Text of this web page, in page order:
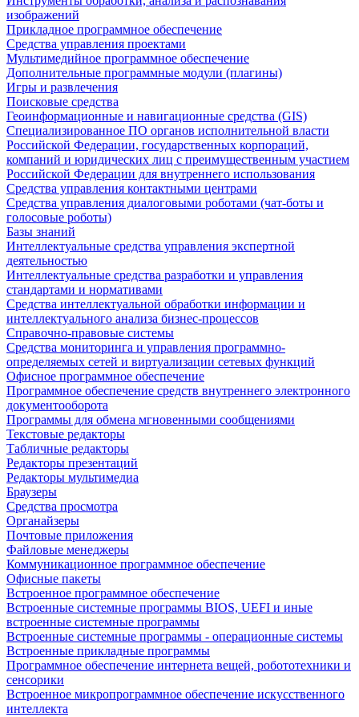
изображений
Прикладное программное обеспечение
Средства управления проектами
Мультимедийное программное обеспечение
Дополнительные программные модули (плагины)
Игры и развлечения
Поисковые средства
Геоинформационные и навигационные средства (GIS)
Специализированное ПО органов исполнительной власти
Российской Федерации, государственных корпораций,
компаний и юридических лиц с преимущественным участием
Российской Федерации для внутреннего использования
Средства управления контактными центрами
Средства управления диалоговыми роботами (чат-боты и
голосовые роботы)
Базы знаний
Интеллектуальные средства управления экспертной
деятельностью
Интеллектуальные средства разработки и управления
стандартами и нормативами
Средства интеллектуальной обработки информации и
интеллектуального анализа бизнес-процессов
Справочно-правовые системы
Средства мониторинга и управления программно-
определяемых сетей и виртуализации сетевых функций
Офисное программное обеспечение
Программное обеспечение средств внутреннего электронного
документооборота
Программы для обмена мгновенными сообщениями
Текстовые редакторы
Табличные редакторы
Редакторы презентаций
Редакторы мультимедиа
Браузеры
Средства просмотра
Органайзеры
Почтовые приложения
Файловые менеджеры
Коммуникационное программное обеспечение
Офисные пакеты
Встроенное программное обеспечение
Встроенные системные программы BIOS, UEFI и иные
встроенные системные программы
Встроенные системные программы - операционные системы
Встроенные прикладные программы
Программное обеспечение интернета вещей, робототехники и
сенсорики
Встроенное микропрограммное обеспечение искусственного
интеллекта